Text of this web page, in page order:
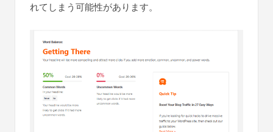
れてしまう可能性があります。